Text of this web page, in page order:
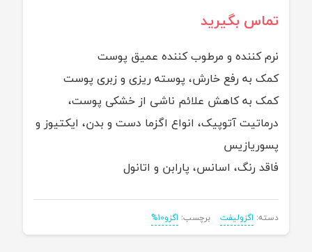
تماس بگیرید
نرم کننده و مرطوب کننده عمیق پوست
کمک به رفع خارش، پوسته ریزی و زبری پوست
کمک به کاهش علائم ناشی از خشکی پوست،
درماتیت آتوپیک، انواع اگزما دست و بدن، ایکتیوز و
پسوریازیس
فاقد رنگ، اسانس، پارابن و اتانول
دسته: اگزولیفت برچسب: اگزو10%